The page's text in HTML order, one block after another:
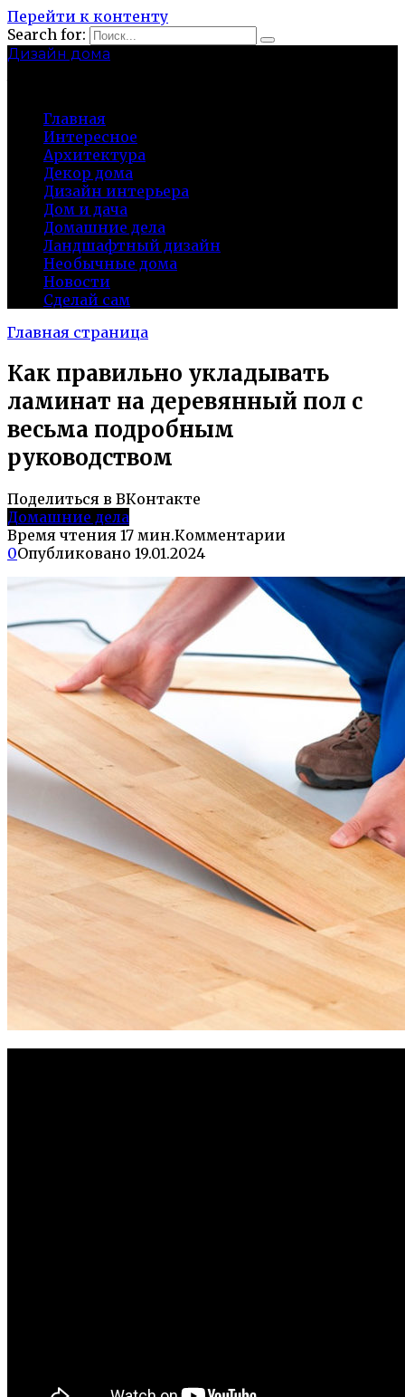
Перейти к контенту
Search for:
Дизайн дома
Главная
Интересное
Архитектура
Декор дома
Дизайн интерьера
Дом и дача
Домашние дела
Ландшафтный дизайн
Необычные дома
Новости
Сделай сам
Главная страница
Как правильно укладывать
ламинат на деревянный пол с
весьма подробным
руководством
Поделиться в ВКонтакте
Домашние дела
Время чтения 17 мин.Комментарии
0Опубликовано 19.01.2024